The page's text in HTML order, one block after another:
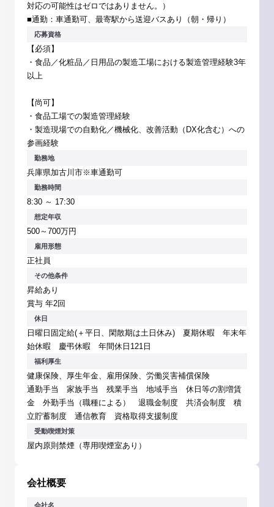
対応の可能性はゼロではありません。）
■通勤：車通勤可、最寄駅から送迎バスあり（朝・帰り）
応募資格
【必須】
・食品／化粧品／日用品の製造工場における製造管理経験3年
以上
【尚可】
・食品工場での製造管理経験
・製造現場での自動化／機械化、改善活動（DX化含む）への
参画経験
勤務地
兵庫県加古川市※車通勤可
勤務時間
8:30 ～ 17:30
想定年収
500～700万円
雇用形態
正社員
その他条件
昇給あり
賞与 年2回
休日
日曜日固定給(＋平日、閑散期は土日休み) 夏期休暇 年末年
始休暇 慶弔休暇 年間休日121日
福利厚生
健康保険、厚生年金、雇用保険、労働災害補償保険
通勤手当 家族手当 残業手当 地域手当 休日等の割増賃
金 外勤手当（職種による） 退職金制度 共済会制度 積
立貯蓄制度 通信教育 資格取得支援制度
受動喫煙対策
屋内原則禁煙（専用喫煙室あり）
会社概要
会社名